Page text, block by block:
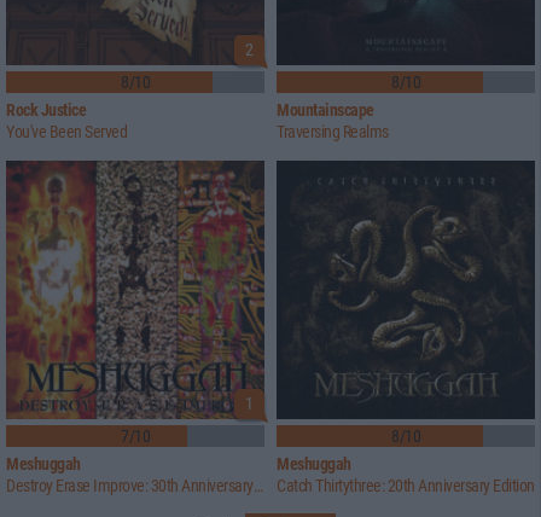
2
8/10
Rock Justice
You've Been Served
8/10
Mountainscape
Traversing Realms
1
7/10
Meshuggah
Destroy Erase Improve: 30th Anniversary Edition
8/10
Meshuggah
Catch Thirtythree: 20th Anniversary Edition